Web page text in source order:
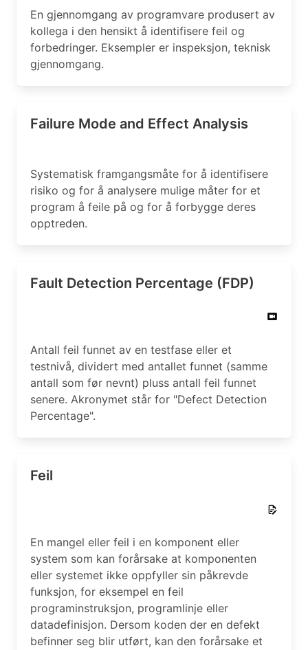
En gjennomgang av programvare produsert av
kollega i den hensikt å identifisere feil og
forbedringer. Eksempler er inspeksjon, teknisk
gjennomgang.
Failure Mode and Effect Analysis
Systematisk framgangsmåte for å identifisere
risiko og for å analysere mulige måter for et
program å feile på og for å forbygge deres
opptreden.
Fault Detection Percentage (FDP)
Antall feil funnet av en testfase eller et
testnivå, dividert med antallet funnet (samme
antall som før nevnt) pluss antall feil funnet
senere. Akronymet står for "Defect Detection
Percentage".
Feil
En mangel eller feil i en komponent eller
system som kan forårsake at komponenten
eller systemet ikke oppfyller sin påkrevde
funksjon, for eksempel en feil
programinstruksjon, programlinje eller
datadefinisjon. Dersom koden der en defekt
befinner seg blir utført, kan den forårsake et